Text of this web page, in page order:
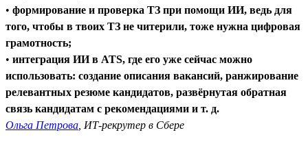
• формирование и проверка ТЗ при помощи ИИ, ведь для
того, чтобы в твоих ТЗ не читерили, тоже нужна цифровая
грамотность;
• интеграция ИИ в ATS, где его уже сейчас можно
использовать: создание описания вакансий, ранжирование
релевантных резюме кандидатов, развёрнутая обратная
связь кандидатам с рекомендациями и т. д.
Ольга Петрова , ИТ-рекрутер в Сбере